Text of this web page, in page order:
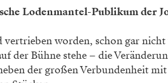
Lodenmantel-Publikum der
worden, schon gar
der Bühne stehe – die
der großen Verbundenheit